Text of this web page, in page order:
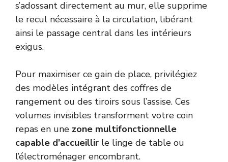
s’adossant directement au mur, elle supprime
le recul nécessaire à la circulation, libérant
ainsi le passage central dans les intérieurs
exigus.
Pour maximiser ce gain de place, privilégiez
des modèles intégrant des coffres de
rangement ou des tiroirs sous l’assise. Ces
volumes invisibles transforment votre coin
repas en une zone multifonctionnelle
capable d’accueillir le linge de table ou
l’électroménager encombrant.